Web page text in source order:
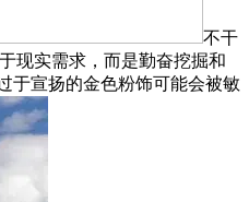
不干
现实需求，而是勤奋挖掘和
于宣扬的金色粉饰可能会被敏